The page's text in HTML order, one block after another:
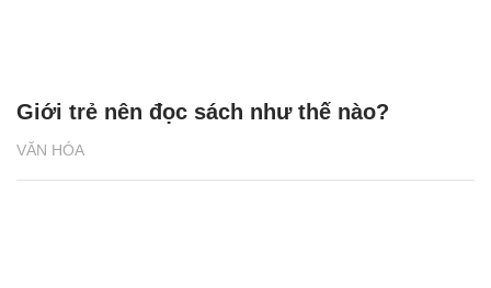
VĂN HÓA
Giới trẻ nên đọc sách như thế nào?